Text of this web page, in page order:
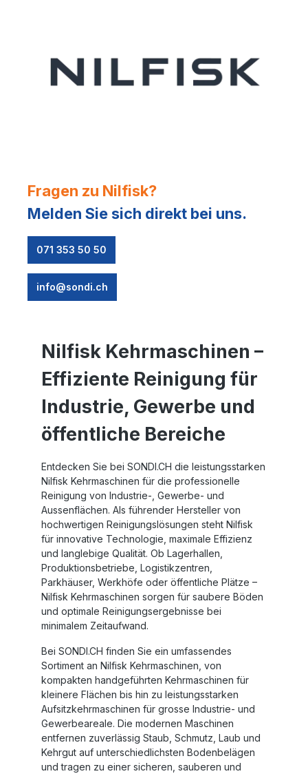
Fragen zu Nilfisk?
Melden Sie sich direkt bei uns.
071 353 50 50
info@sondi.ch
Nilfisk Kehrmaschinen –
Effiziente Reinigung für
Industrie, Gewerbe und
öffentliche Bereiche
Entdecken Sie bei SONDI.CH die leistungsstarken
Nilfisk Kehrmaschinen für die professionelle
Reinigung von Industrie-, Gewerbe- und
Aussenflächen. Als führender Hersteller von
hochwertigen Reinigungslösungen steht Nilfisk
für innovative Technologie, maximale Effizienz
und langlebige Qualität. Ob Lagerhallen,
Produktionsbetriebe, Logistikzentren,
Parkhäuser, Werkhöfe oder öffentliche Plätze –
Nilfisk Kehrmaschinen sorgen für saubere Böden
und optimale Reinigungsergebnisse bei
minimalem Zeitaufwand.
Bei SONDI.CH finden Sie ein umfassendes
Sortiment an Nilfisk Kehrmaschinen , von
kompakten handgeführten Kehrmaschinen für
kleinere Flächen bis hin zu leistungsstarken
Aufsitzkehrmaschinen für grosse Industrie- und
Gewerbeareale. Die modernen Maschinen
entfernen zuverlässig Staub, Schmutz, Laub und
Kehrgut auf unterschiedlichsten Bodenbelägen
und tragen zu einer sicheren, sauberen und